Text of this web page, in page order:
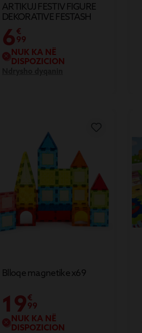
ARTIKUJ FESTIV FIGURE
DEKORATIVE FESTASH
TOP ME DIZAJNE X6
NGA PVC
6 €
99
NUK KA NË
DISPOZICION
Blloqe magnetike x69
19€
99
NUK KA NË
DISPOZICION